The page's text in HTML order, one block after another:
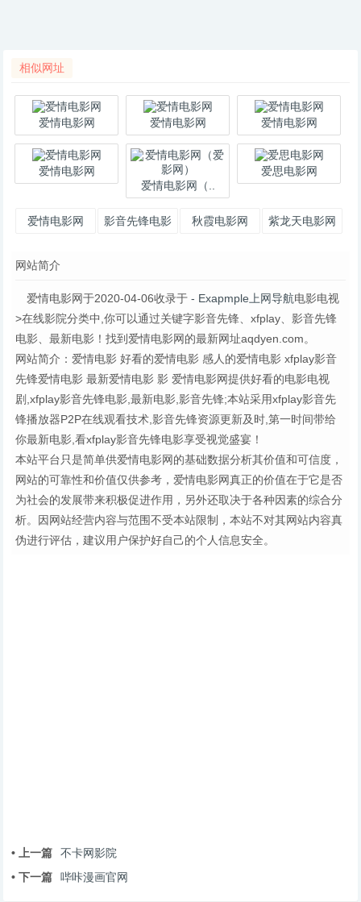
相似网址
爱情电影网 爱情电影网 爱情电影网
爱情电影网
爱情电影网（..
爱思电影网
爱情电影网 影音先锋电影 秋霞电影网 紫龙天电影网
网站简介
爱情电影网于2020-04-06收录于 - Exapmple上网导航电影电视
>在线影院分类中,你可以通过关键字影音先锋、xfplay、影音先锋
电影、最新电影！找到爱情电影网的最新网址aqdyen.com。
网站简介：爱情电影 好看的爱情电影 感人的爱情电影 xfplay影音
先锋爱情电影 最新爱情电影 影 爱情电影网提供好看的电影电视
剧,xfplay影音先锋电影,最新电影,影音先锋;本站采用xfplay影音先
锋播放器P2P在线观看技术,影音先锋资源更新及时,第一时间带给
你最新电影,看xfplay影音先锋电影享受视觉盛宴！
本站平台只是简单供爱情电影网的基础数据分析其价值和可信度，
网站的可靠性和价值仅供参考，爱情电影网真正的价值在于它是否
为社会的发展带来积极促进作用，另外还取决于各种因素的综合分
析。因网站经营内容与范围不受本站限制，本站不对其网站内容真
伪进行评估，建议用户保护好自己的个人信息安全。
• 上一篇
不卡网影院
• 下一篇
哔咔漫画官网